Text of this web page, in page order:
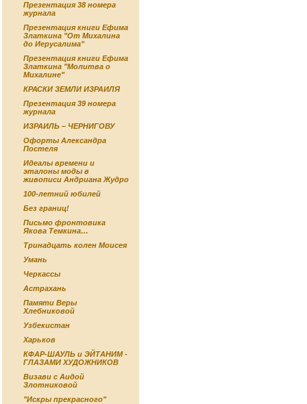
Презентация 38 номера
журнала
Презентация книги Ефима
Златкина "От Михалина
до Иерусалима"
Презентация книги Ефима
Златкина "Молитва о
Михалине"
КРАСКИ ЗЕМЛИ ИЗРАИЛЯ
Презентация 39 номера
журнала
ИЗРАИЛЬ – ЧЕРНИГОВУ
Офорты Александра
Постеля
Идеалы времени и
эталоны моды в
живописи Андриана Жудро
100-летний юбилей
Без границ!
Письмо фронтовика
Якова Темкина…
Тринадцать колен Моисея
Умань
Черкассы
Астрахань
Памяти Веры
Хлебниковой
Узбекистан
Харьков
КФАР-ШАУЛЬ и ЭЙТАНИМ -
ГЛАЗАМИ ХУДОЖНИКОВ
Визави с Аидой
Злотниковой
"Искры прекрасного"